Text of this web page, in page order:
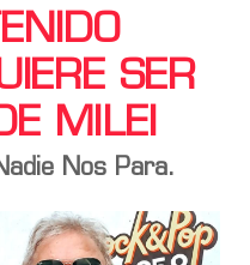
SER
MILEI
Nos Para.